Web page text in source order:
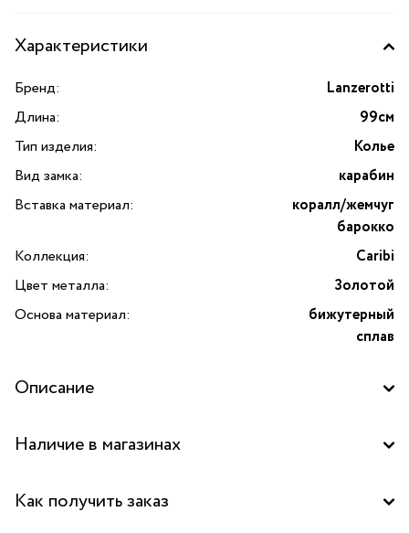
Характеристики
Бренд:
Lanzerotti
Длина:
99см
Тип изделия:
Колье
Вид замка:
карабин
Вставка материал:
коралл/жемчуг
барокко
Коллекция:
Caribi
Цвет металла:
Золотой
Основа материал:
бижутерный
сплав
Описание
барокко от бренда Lanzerotti — это изысканное
и индивидуальность. Основными акцентами колье
Наличие в магазинах
Бутик "La Nature" в ТД "Дружба", Москва
Как получить заказ